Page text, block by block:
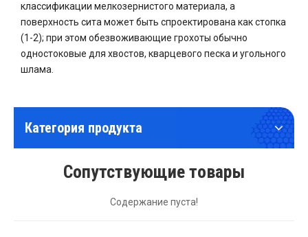
классификации мелкозернистого материала, а
поверхность сита может быть спроектирована как стопка
(1-2); при этом обезвоживающие грохоты обычно
одностоковые для хвостов, кварцевого песка и угольного
шлама.
Категория продукта
Сопутствующие товары
Содержание пуста!